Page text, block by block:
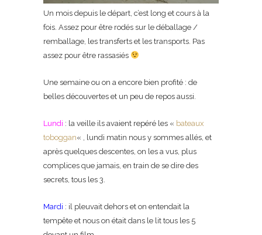
Un mois depuis le départ, c’est long et cours à la
fois. Assez pour être rodés sur le déballage /
remballage, les transferts et les transports. Pas
assez pour être rassasiés
Une semaine ou on a encore bien profité : de
belles découvertes et un peu de repos aussi.
Lundi : la veille ils avaient repéré les « bateaux
toboggan« , lundi matin nous y sommes allés, et
après quelques descentes, on les a vus, plus
complices que jamais, en train de se dire des
secrets, tous les 3.
Mardi : il pleuvait dehors et on entendait la
tempête et nous on était dans le lit tous les 5